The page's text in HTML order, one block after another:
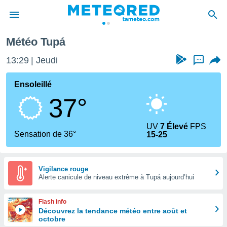
de
Météo Tupá
13:29 Jeudi ...
Ensoleillé
37°
Sensation de 36°
UV7 Élevé FPS
15-25
Vigilance rouge
Alerte canicule de niveau extrême à Tupá aujourd’hui
Flash info
Découvrez la tendance météo entre août et
octobre